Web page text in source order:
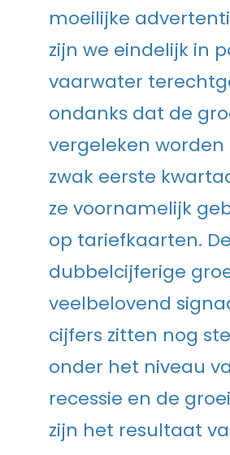
moeilijke
zijn we eindelijk in
vaarwater
ondanks dat de
vergeleken
zwak eerste
ze voornamelijk
op tariefkaarten. De
dubbelcijferige
veelbelovend
cijfers zitten nog
onder het niveau
recessie en de
zijn het resultaat